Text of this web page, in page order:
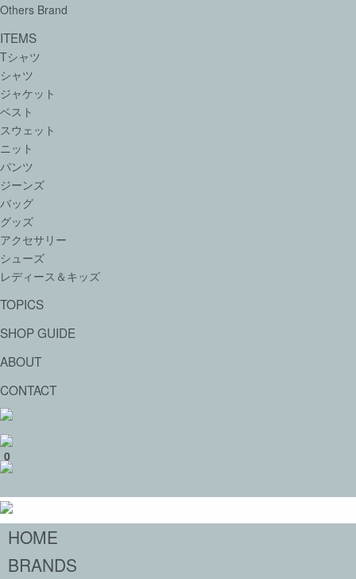
Others Brand
ITEMS
Tシャツ
シャツ
ジャケット
ベスト
スウェット
ニット
パンツ
ジーンズ
バッグ
グッズ
アクセサリー
シューズ
レディース＆キッズ
TOPICS
SHOP GUIDE
ABOUT
CONTACT
0
HOME
BRANDS